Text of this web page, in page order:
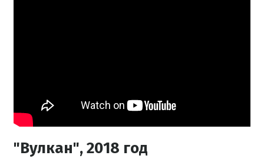
"Вулкан", 2018 год